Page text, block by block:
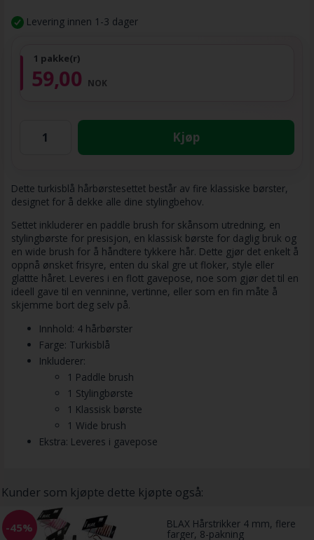
Levering innen 1-3 dager
1 pakke(r)
59,00 NOK
Kjøp
Dette turkisblå hårbørstesettet består av fire klassiske børster,
designet for å dekke alle dine stylingbehov.
Settet inkluderer en paddle brush for skånsom utredning, en
stylingbørste for presisjon, en klassisk børste for daglig bruk og
en wide brush for å håndtere tykkere hår. Dette gjør det enkelt å
oppnå ønsket frisyre, enten du skal gre ut floker, style eller
glattte håret. Leveres i en flott gavepose, noe som gjør det til en
ideell gave til en venninne, vertinne, eller som en fin måte å
skjemme bort deg selv på.
Innhold: 4 hårbørster
Farge: Turkisblå
Inkluderer:
1 Paddle brush
1 Stylingbørste
1 Klassisk børste
1 Wide brush
Ekstra: Leveres i gavepose
Kunder som kjøpte dette kjøpte også:
-45% BLAX Hårstrikker 4 mm, flere
farger, 8-pakning